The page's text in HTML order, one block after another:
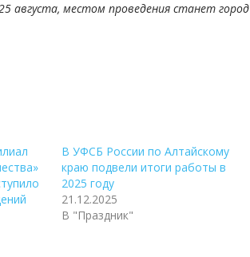
августа, местом проведения станет город
В УФСБ России по Алтайскому
краю подвели итоги работы в
2025 году
21.12.2025
В "Праздник"